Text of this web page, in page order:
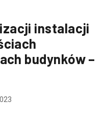
instalacji
budynków –